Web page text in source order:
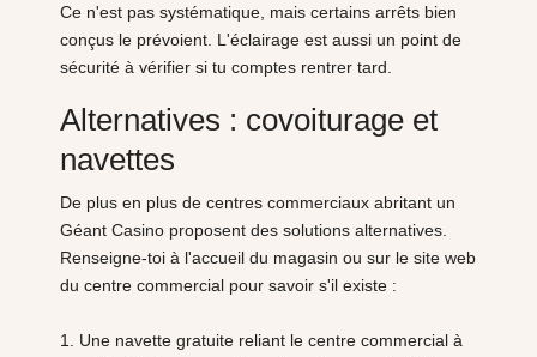
Ce n'est pas systématique, mais certains arrêts bien
conçus le prévoient. L'éclairage est aussi un point de
sécurité à vérifier si tu comptes rentrer tard.
Alternatives : covoiturage et
navettes
De plus en plus de centres commerciaux abritant un
Géant Casino proposent des solutions alternatives.
Renseigne-toi à l'accueil du magasin ou sur le site web
du centre commercial pour savoir s'il existe :
1. Une navette gratuite reliant le centre commercial à